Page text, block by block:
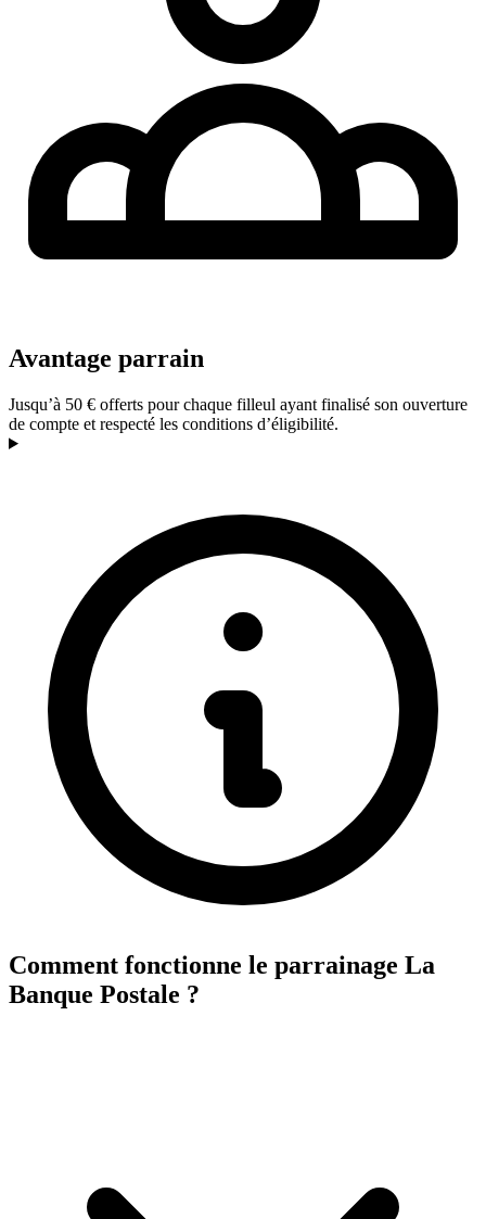
Avantage parrain
Jusqu’à 50 € offerts pour chaque filleul ayant finalisé son ouverture
de compte et respecté les conditions d’éligibilité.
Comment fonctionne le parrainage La
Banque Postale ?